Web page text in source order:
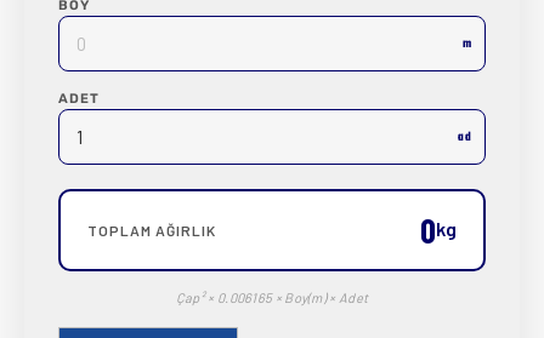
BOY
m
ADET
ad
TOPLAM AĞIRLIK 0kg
Çap² × 0.006165 × Boy(m) × Adet